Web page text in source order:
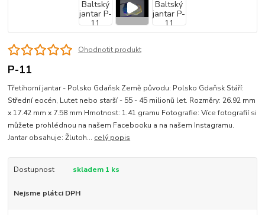
Ohodnotit produkt
P-11
Třetihorní jantar - Polsko Gdaňsk Země původu: Polsko Gdaňsk Stáří:
Střední eocén, Lutet nebo starší - 55 - 45 milionů let. Rozměry: 26.92 mm
x 17.42 mm x 7.58 mm Hmotnost: 1.41 gramu Fotografie: Více fotografií si
můžete prohlédnou na našem Facebooku a na našem Instagramu.
Jantar obsahuje: Žlutoh... celý popis
Dostupnost skladem 1 ks
Nejsme plátci DPH